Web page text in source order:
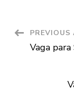
PostPREVIOUS
Vaga